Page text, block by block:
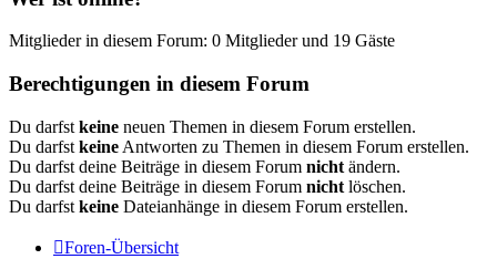
Mitglieder in diesem Forum: 0 Mitglieder und 19 Gäste
Berechtigungen in diesem Forum
Du darfst keine neuen Themen in diesem Forum erstellen.
Du darfst keine Antworten zu Themen in diesem Forum erstellen.
Du darfst deine Beiträge in diesem Forum nicht ändern.
Du darfst deine Beiträge in diesem Forum nicht löschen.
Du darfst keine Dateianhänge in diesem Forum erstellen.
Foren-Übersicht